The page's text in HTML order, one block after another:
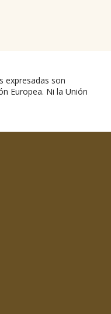
expresadas son
Europea. Ni la Unión